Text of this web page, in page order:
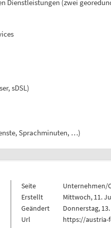
Dienstleistungen (zwei
sDSL)
Sprachminuten, …)
Seite
Unternehmen/
Erstellt
Mittwoch, 11.
Geändert
Donnerstag,
Url
https://austria-